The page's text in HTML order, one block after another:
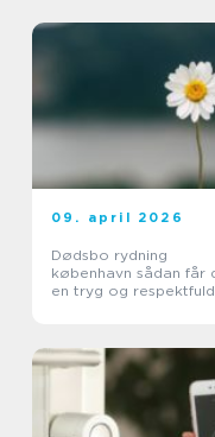
09. april 2026
Dødsbo rydning
københavn sådan får du
en tryg og respektfuld